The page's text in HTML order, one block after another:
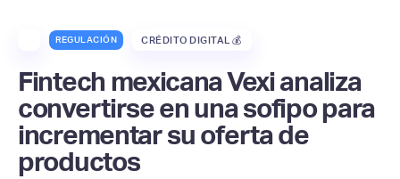
REGULACIÓN CRÉDITO DIGITAL 💰
Fintech mexicana Vexi analiza
convertirse en una sofipo para
incrementar su oferta de
productos